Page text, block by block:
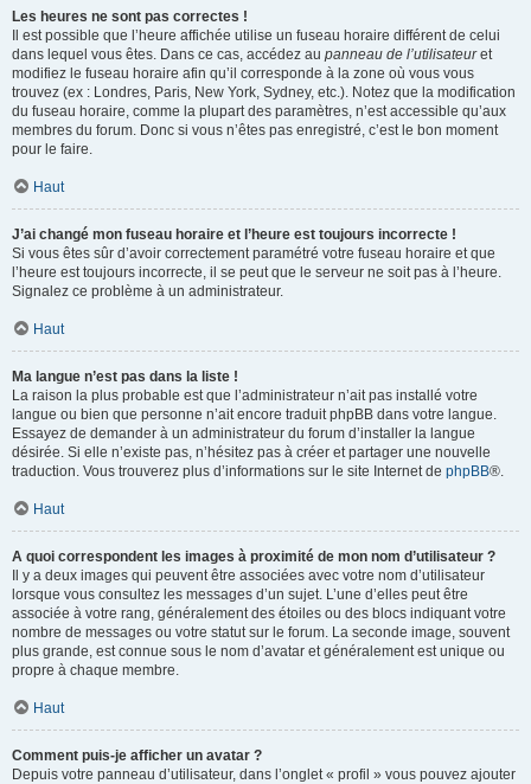
Les heures ne sont pas correctes !
Il est possible que l’heure affichée utilise un fuseau horaire différent de celui
dans lequel vous êtes. Dans ce cas, accédez au panneau de l’utilisateuret
modifiez le fuseau horaire afin qu’il corresponde à la zone où vous vous
trouvez (ex : Londres, Paris, New York, Sydney, etc.). Notez que la modification
du fuseau horaire, comme la plupart des paramètres, n’est accessible qu’aux
membres du forum. Donc si vous n’êtes pas enregistré, c’est le bon moment
pour le faire.
Haut
J’ai changé mon fuseau horaire et l’heure est toujours incorrecte !
Si vous êtes sûr d’avoir correctement paramétré votre fuseau horaire et que
l’heure est toujours incorrecte, il se peut que le serveur ne soit pas à l’heure.
Signalez ce problème à un administrateur.
Haut
Ma langue n’est pas dans la liste !
La raison la plus probable est que l’administrateur n’ait pas installé votre
langue ou bien que personne n’ait encore traduit phpBB dans votre langue.
Essayez de demander à un administrateur du forum d’installer la langue
désirée. Si elle n’existe pas, n’hésitez pas à créer et partager une nouvelle
traduction. Vous trouverez plus d’informations sur le site Internet de phpBB®.
Haut
A quoi correspondent les images à proximité de mon nom d’utilisateur ?
Il y a deux images qui peuvent être associées avec votre nom d’utilisateur
lorsque vous consultez les messages d’un sujet. L’une d’elles peut être
associée à votre rang, généralement des étoiles ou des blocs indiquant votre
nombre de messages ou votre statut sur le forum. La seconde image, souvent
plus grande, est connue sous le nom d’avatar et généralement est unique ou
propre à chaque membre.
Haut
Comment puis-je afficher un avatar ?
Depuis votre panneau d’utilisateur, dans l’onglet « profil » vous pouvez ajouter